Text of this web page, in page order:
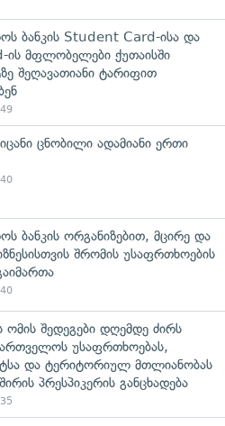
ბანკის Student Card-ისა და
ის მფლობელები ქუთაისში
შეღავათიანი ტარიფით
ცნობილი ადამიანი ერთი
ბანკის ორგანიზებით, მცირე და
შრომის უსაფრთხოების
შედეგები დღემდე ძირს
უსაფრთხოებას,
და ტერიტორიულ მთლიანობას
პრესპიკერის განცხადება